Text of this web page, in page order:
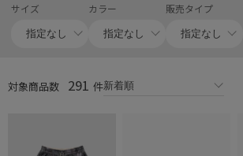
サイズ カラー 販売タイプ
対象商品数 291 件